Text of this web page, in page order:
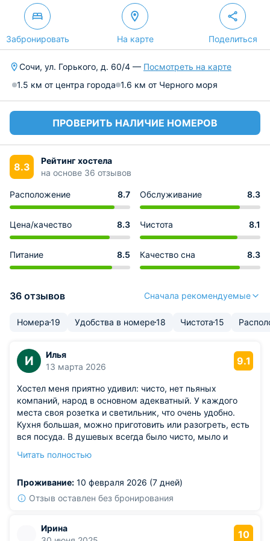
Забронировать На карте Поделиться
Сочи, ул. Горького, д. 60/4 — Посмотреть на карте
1.5 км от центра города 1.6 км от Черного моря
ПРОВЕРИТЬ НАЛИЧИЕ НОМЕРОВ
8.3
Рейтинг хостела
на основе 36 отзывов
Расположение 8.7 Обслуживание 8.3
Цена/качество 8.3 Чистота 8.1
Питание 8.5 Качество сна 8.3
36 отзывов Сначала рекомендуемые
Номера19 Удобства в номере18 Чистота15
И
Илья
13 марта 2026
9.1
Хостел меня приятно удивил: чисто, нет пьяных
компаний, народ в основном адекватный. У каждого
места своя розетка и светильник, что очень удобно.
Кухня большая, можно приготовить или разогреть, есть
вся посуда. В душевых всегда было чисто, мыло и
интернет, без подвисаний. И ещё дают чистое бельё, без
Из недостатков: минус, наверное, только в том, что
матрасы на кроватях уже староваты, пружины
Читать полностью
Проживание: 10 февраля 2026 (7 дней)
Отзыв оставлен без бронирования
Ирина
10